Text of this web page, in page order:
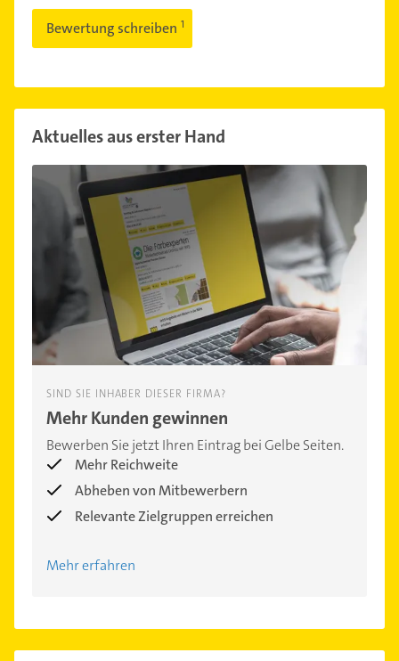
Bewertung schreiben
Aktuelles aus erster Hand
SIND SIE INHABER DIESER FIRMA?
Mehr Kunden gewinnen
Bewerben Sie jetzt Ihren Eintrag bei Gelbe Seiten.
Mehr Reichweite
Abheben von Mitbewerbern
Relevante Zielgruppen erreichen
Mehr erfahren